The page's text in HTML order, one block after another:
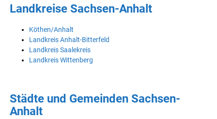
Landkreise Sachsen-Anhalt
Köthen/Anhalt
Landkreis Anhalt-Bitterfeld
Landkreis Saalekreis
Landkreis Wittenberg
Städte und Gemeinden Sachsen-
Anhalt